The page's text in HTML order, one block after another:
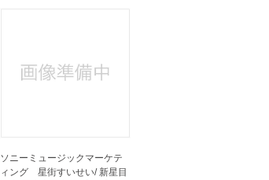
ソニーミュージックマーケテ
ィング 星街すいせい/ 新星目